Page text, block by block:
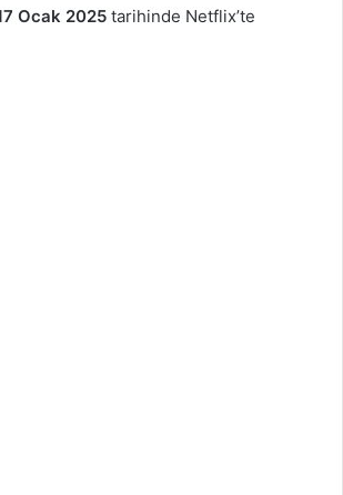
Ocak 2025 tarihinde Netflix’te